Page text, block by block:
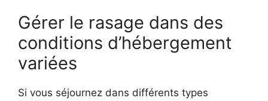
Gérer le rasage dans des
conditions d’hébergement
variées
Si vous séjournez dans différents types